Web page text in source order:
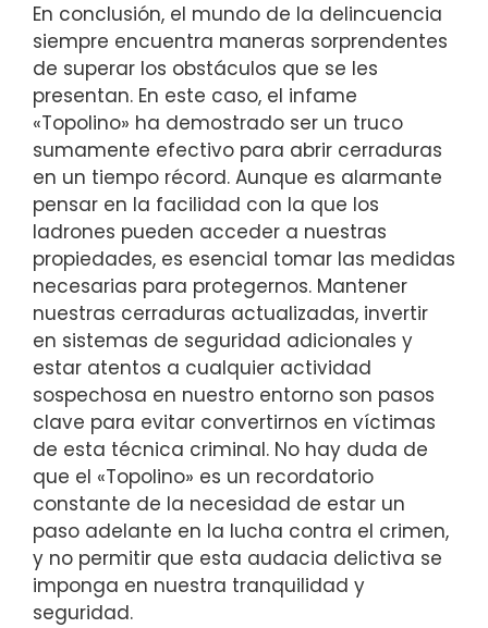
En conclusión, el mundo de la delincuencia
siempre encuentra maneras sorprendentes
de superar los obstáculos​ que se les‌
presentan. En este caso, el infame
«Topolino» ⁣ha‍ demostrado⁣ ser ⁤un truco
sumamente efectivo⁢ para abrir cerraduras
en un tiempo récord. Aunque es alarmante
⁣pensar en ‌la facilidad ‌con la que los
ladrones pueden acceder a nuestras
propiedades, es esencial​ tomar las medidas
necesarias para protegernos. Mantener
nuestras cerraduras ⁤actualizadas,⁤ invertir
en ‌sistemas de​ seguridad adicionales y
estar atentos a cualquier actividad
sospechosa‌ en‌ nuestro entorno son pasos
clave para⁣ evitar convertirnos en ​víctimas
de‍ esta técnica criminal. No hay duda ⁢de‍
que el «Topolino» es⁢ un recordatorio
constante de la necesidad de estar un
paso adelante en la ‍lucha⁣ contra el​ crimen,
y no‍ permitir​ que esta ​audacia delictiva se
imponga en nuestra tranquilidad y
seguridad.